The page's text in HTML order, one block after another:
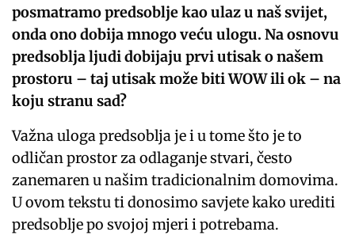
posmatramo predsoblje kao ulaz u naš svijet,
onda ono dobija mnogo veću ulogu. Na osnovu
predsoblja ljudi dobijaju prvi utisak o našem
prostoru – taj utisak može biti WOW ili ok – na
koju stranu sad?
Važna uloga predsoblja je i u tome što je to
odličan prostor za odlaganje stvari, često
zanemaren u našim tradicionalnim domovima.
U ovom tekstu ti donosimo savjete kako urediti
predsoblje po svojoj mjeri i potrebama.